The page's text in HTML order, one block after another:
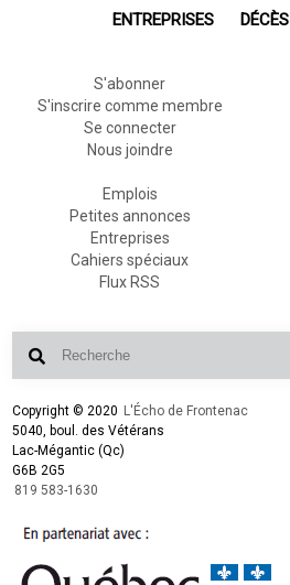
ENTREPRISES DÉCÈS
S'abonner
S'inscrire comme membre
Se connecter
Nous joindre
Emplois
Petites annonces
Entreprises
Cahiers spéciaux
Flux RSS
Copyright © 2020 L'Écho de Frontenac
5040, boul. des Vétérans
Lac-Mégantic (Qc)
G6B 2G5
819 583-1630